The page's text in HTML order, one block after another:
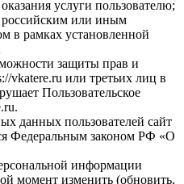
услуги пользователю;
российским или иным
в рамках установленной
защиты прав и
vkatere.ru или третьих лиц в
Пользовательское
данных пользователей сайт
Федеральным законом РФ «О
информации
момент изменить (обновить,